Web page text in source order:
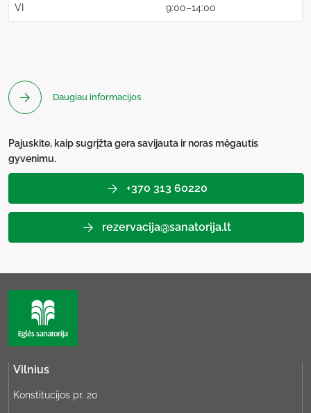
VI 9:00–14:00
Daugiau informacijos
Pajuskite, kaip sugrįžta gera savijauta ir noras mėgautis
gyvenimu.
+370 313 60220
rezervacija@sanatorija.lt
Vilnius
Konstitucijos pr. 20